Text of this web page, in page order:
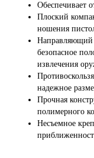
Обеспечивает
Плоский
ношения
Направляющий
безопасное
извлечения
надежное
Прочная
полимерного
Несъемное